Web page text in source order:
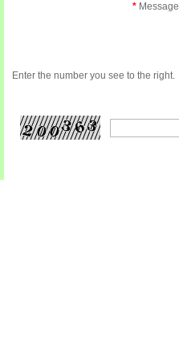
* Message
Enter the number you see to the right.